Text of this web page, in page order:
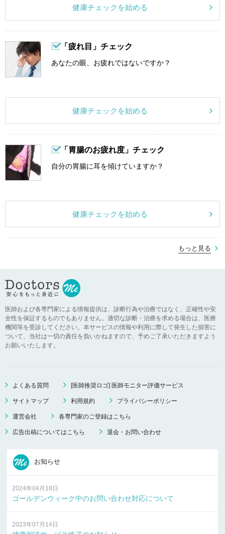
健康チェックを始める
「疲れ目」チェック
あなたの眼、お疲れではないですか？
健康チェックを始める
「胃腸のお疲れ度」チェック
自分の胃腸に耳を傾けていますか？
健康チェックを始める
もっと見る
医師および各専門家による情報提供は、診断行為や治療ではなく、正確性や安
全性を保証するものでもありません。適切な診断・治療を求める場合は、医療
機関等を受診してください。本サービスの情報や利用に際して発生した損害に
ついて、当社は一切の責任を負いかねますので、予めご了承いただきますよう
お願いいたします。
よくある質問 [医師推奨ロゴ] 医師モニター評価サービス
サイトマップ 利用規約 プライバシーポリシー
運営会社 各専門家のご登録はこちら
広告出稿についてはこちら 退会・お問い合わせ
お知らせ
2024年04月18日
ゴールデンウィーク中のお問い合わせ対応について
2023年07月14日